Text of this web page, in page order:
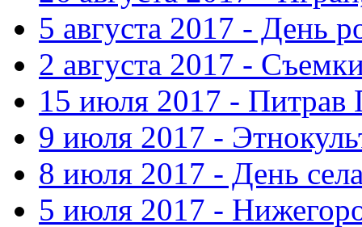
5 августа 2017 - День
2 августа 2017 -
15 июля 2017 - Питрав
9 июля 2017 -
8 июля 2017 - День
5 июля 2017 -